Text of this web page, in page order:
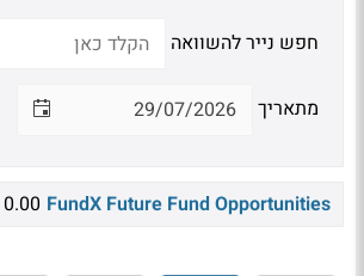
חפש נייר להשוואה
מתאריך
FundX Future Fund Opportunities
0.00